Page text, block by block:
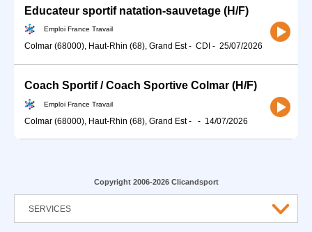
Educateur sportif natation-sauvetage (H/F)
Emploi France Travail
Colmar (68000), Haut-Rhin (68), Grand Est- CDI - 25/07/2026
Coach Sportif / Coach Sportive Colmar (H/F)
Emploi France Travail
Colmar (68000), Haut-Rhin (68), Grand Est- - 14/07/2026
Copyright 2006-2026 Clicandsport
SERVICES